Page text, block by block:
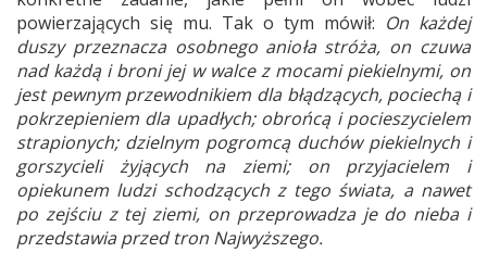
powierzających się mu. Tak o tym mówił: On każdej
duszy przeznacza osobnego anioła stróża, on czuwa
nad każdą i broni jej w walce z mocami piekielnymi, on
jest pewnym przewodnikiem dla błądzących, pociechą i
pokrzepieniem dla upadłych; obrońcą i pocieszycielem
strapionych; dzielnym pogromcą duchów piekielnych i
gorszycieli żyjących na ziemi; on przyjacielem i
opiekunem ludzi schodzących z tego świata, a nawet
po zejściu z tej ziemi, on przeprowadza je do nieba i
przedstawia przed tron Najwyższego.